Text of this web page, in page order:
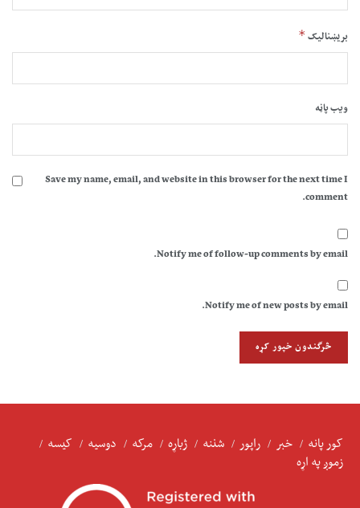
بریښنالیک*
ویب پاڼه
Save my name, email, and website in this browser for the next time I
comment.
Notify me of follow-up comments by email.
Notify me of new posts by email.
کور پانه خبر راپور شننه ژباړه مرکه دوسیه
کیسه
زموږ په اړه